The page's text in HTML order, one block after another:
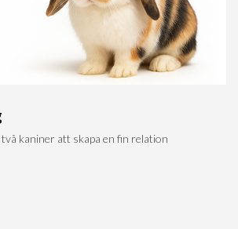
kaniner att skapa en fin relation